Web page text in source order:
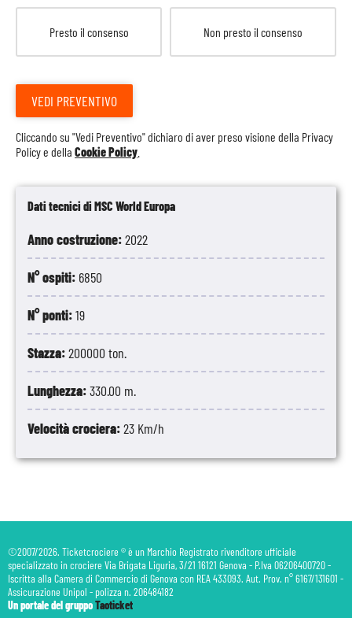
Dati tecnici di MSC World Europa
Anno costruzione:2022
N° ospiti: 6850
N° ponti:19
Stazza:200000 ton.
Lunghezza:330.00 m.
Velocità crociera:23 Km/h
Presto il consenso Non presto il consenso
VEDI PREVENTIVO
Cliccando su "Vedi Preventivo" dichiaro di aver preso visione della Privacy
Policye della Cookie Policy
©2007/2026. Ticketcrociere ® è un Marchio Registrato rivenditore ufficiale
specializzato in crociere Via Brigata Liguria, 3/21 16121 Genova - P.Iva 06206400720 -
Iscritta alla Camera di Commercio di Genova con REA 433093. Aut. Prov. n° 6167/131601 -
Assicurazione Unipol - polizza n. 206484182
Un portale del gruppoTaoticket